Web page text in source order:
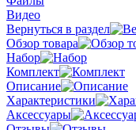
Видео
Вернуться в раздел
Обзор товара
Набор
Комплект
Описание
Характеристики
Аксессуары